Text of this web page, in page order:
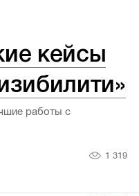
кейсы
работы с
1 319